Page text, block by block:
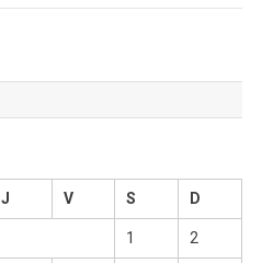
J V S D
1 2